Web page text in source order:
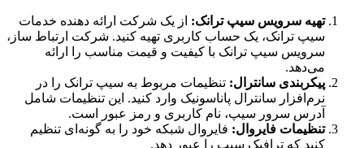
تهیه سرویس سیپ ترانک: از یک شرکت ارائه دهنده خدمات
سیپ ترانک، یک حساب کاربری تهیه کنید. شرکت ارتباط ساز،
سرویس سیپ ترانک با کیفیت و قیمت مناسب را ارائه
می‌دهد.
پیکربندی سانترال: تنظیمات مربوط به سیپ ترانک را در
نرم‌افزار سانترال پاناسونیک وارد کنید. این تنظیمات شامل
آدرس سرور سیپ، نام کاربری و رمز عبور است.
تنظیمات فایروال: فایروال شبکه خود را به گونه‌ای تنظیم
کنید که ترافیک سیپ را عبور دهد.